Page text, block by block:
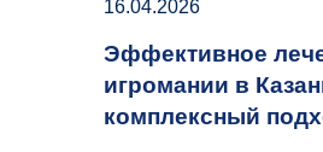
16.04.2026
Эффективное
игромании в
комплексный